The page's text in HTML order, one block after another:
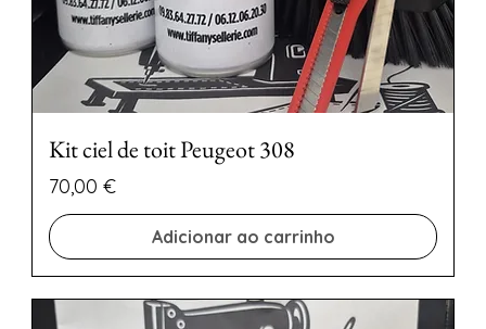
Kit ciel de toit Peugeot 308
Preço
70,00 €
Adicionar ao carrinho